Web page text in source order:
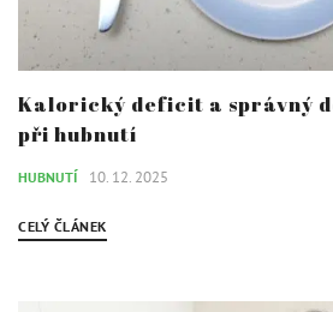
Kalorický deficit a správný
při hubnutí
HUBNUTÍ 10. 12. 2025
CELÝ ČLÁNEK